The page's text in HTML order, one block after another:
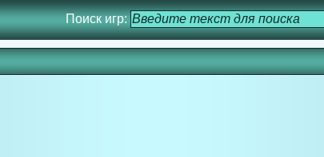
Поиск игр: